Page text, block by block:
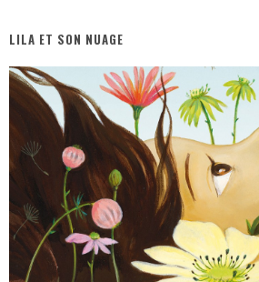
LILA ET SON NUAGE